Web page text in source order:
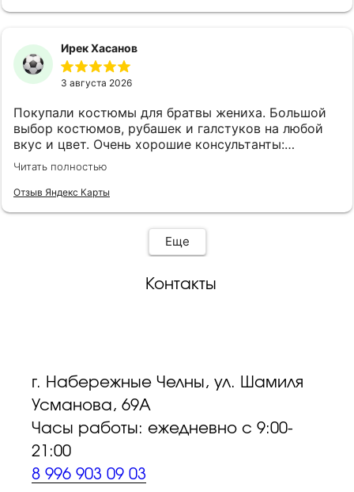
Ирек Хасанов
3 августа 2026
Покупали костюмы для братвы жениха. Большой
выбор костюмов, рубашек и галстуков на любой
вкус и цвет. Очень хорошие консультанты:
клиентоориентированы, эмпатичны, симпатичны, с
хорошим вкусом. Огромная благодарность
консультантам Анне и Ляле! Также наливают чай,
Читать полностью
Отзыв Яндекс Карты
Еще
Контакты
г. Набережные Челны, ул. Шамиля
Усманова, 69А
Часы работы: ежедневно с 9:00-
21:00
8 996 903 09 03